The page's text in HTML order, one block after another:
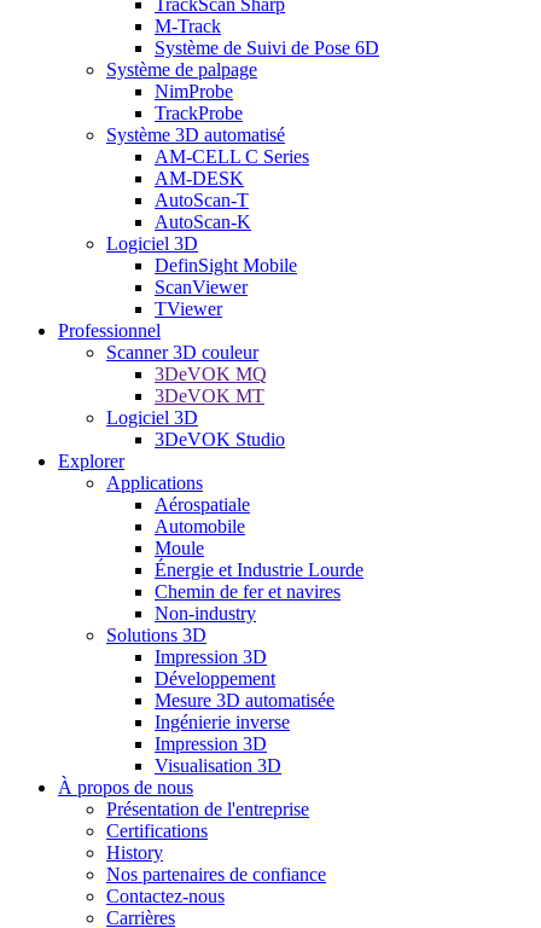
TrackScan Sharp
M-Track
Système de Suivi de Pose 6D
Système de palpage
NimProbe
TrackProbe
Système 3D automatisé
AM-CELL C Series
AM-DESK
AutoScan-T
AutoScan-K
Logiciel 3D
DefinSight Mobile
ScanViewer
TViewer
Professionnel
Scanner 3D couleur
3DeVOK MQ
3DeVOK MT
Logiciel 3D
3DeVOK Studio
Explorer
Applications
Aérospatiale
Automobile
Moule
Énergie et Industrie Lourde
Chemin de fer et navires
Non-industry
Solutions 3D
Impression 3D
Développement
Mesure 3D automatisée
Ingénierie inverse
Impression 3D
Visualisation 3D
À propos de nous
Présentation de l'entreprise
Certifications
History
Nos partenaires de confiance
Contactez-nous
Carrières